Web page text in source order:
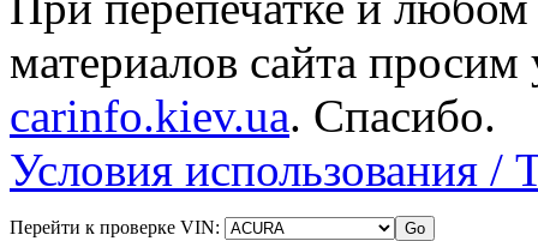
материалов сайта просим
carinfo.kiev.ua. Спасибо.
Условия использования /
Перейти к проверке VIN: